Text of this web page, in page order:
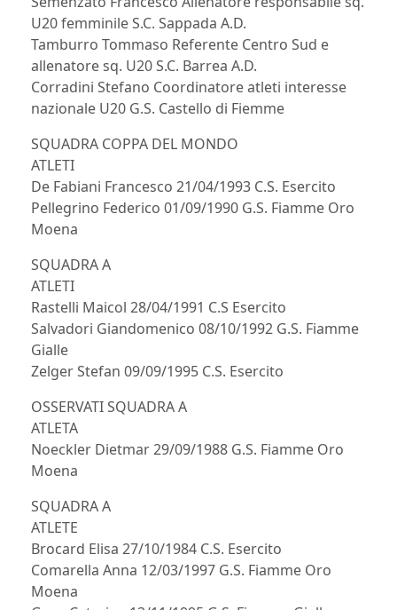
U20 femminile S.C. Sappada A.D.
Tamburro Tommaso Referente Centro Sud e
allenatore sq. U20 S.C. Barrea A.D.
Corradini Stefano Coordinatore atleti interesse
nazionale U20 G.S. Castello di Fiemme
SQUADRA COPPA DEL MONDO
ATLETI
De Fabiani Francesco 21/04/1993 C.S. Esercito
Pellegrino Federico 01/09/1990 G.S. Fiamme Oro
Moena
SQUADRA A
ATLETI
Rastelli Maicol 28/04/1991 C.S Esercito
Salvadori Giandomenico 08/10/1992 G.S. Fiamme
Gialle
Zelger Stefan 09/09/1995 C.S. Esercito
OSSERVATI SQUADRA A
ATLETA
Noeckler Dietmar 29/09/1988 G.S. Fiamme Oro
Moena
SQUADRA A
ATLETE
Brocard Elisa 27/10/1984 C.S. Esercito
Comarella Anna 12/03/1997 G.S. Fiamme Oro
Moena